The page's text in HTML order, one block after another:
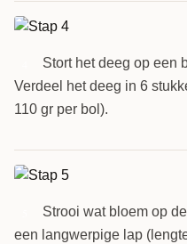
Stort het deeg op een
Verdeel het deeg in 6
110 gr per bol).
Strooi wat bloem op
een langwerpige lap